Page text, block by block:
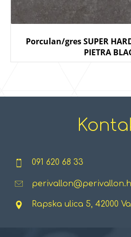
Porculan/gres SUPER
PIETRA
091 620 68 33
Rapska ulica 5, 42000